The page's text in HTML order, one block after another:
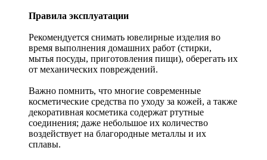
Правила эксплуатации
Рекомендуется снимать ювелирные изделия во
время выполнения домашних работ (стирки,
мытья посуды, приготовления пищи), оберегать их
от механических повреждений.
Важно помнить, что многие современные
косметические средства по уходу за кожей, а также
декоративная косметика содержат ртутные
соединения; даже небольшое их количество
воздействует на благородные металлы и их
сплавы.